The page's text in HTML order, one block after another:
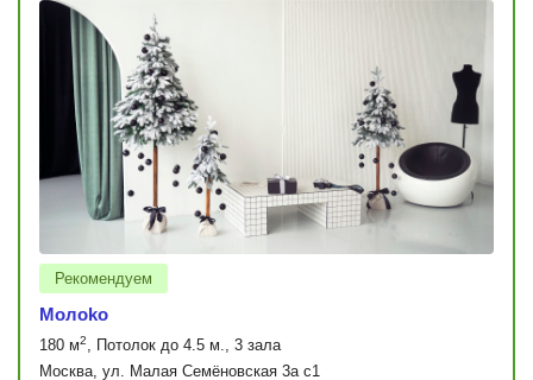
Рекомендуем
Moлoko
180 м2, Потолок до 4.5 м., 3 зала
Москва, ул. Малая Семёновская 3а с1